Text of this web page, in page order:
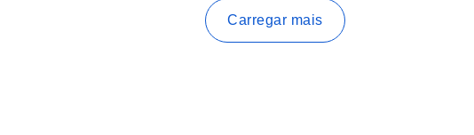
Carregar mais